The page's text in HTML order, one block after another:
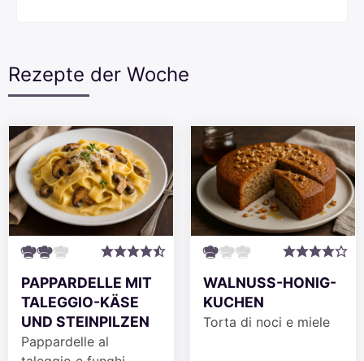
Rezepte der Woche
PAPPARDELLE MIT
TALEGGIO-KÄSE
UND STEINPILZEN
Pappardelle al
WALNUSS-HONIG-
KUCHEN
Torta di noci e miele